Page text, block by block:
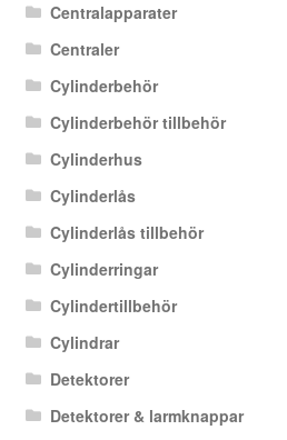
Centralapparater
Centraler
Cylinderbehör
Cylinderbehör tillbehör
Cylinderhus
Cylinderlås
Cylinderlås tillbehör
Cylinderringar
Cylindertillbehör
Cylindrar
Detektorer
Detektorer & larmknappar